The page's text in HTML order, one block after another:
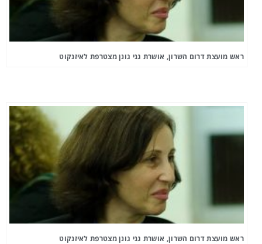
ראש מועצת דרום השרון, אושרת גני גונן מצטרפת לאיזנקוט
ראש מועצת דרום השרון, אושרת גני גונן מצטרפת לאיזנקוט